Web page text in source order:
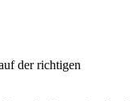
der richtigen